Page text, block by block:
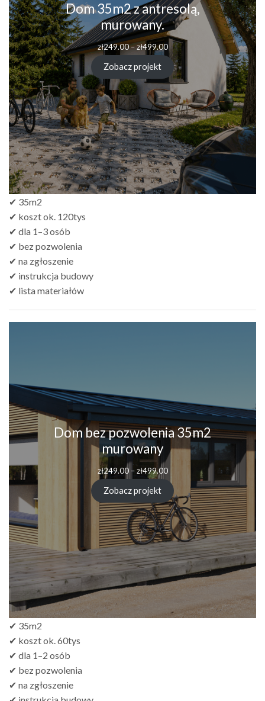
Dom 35m2 z antresolą,
murowany.
zł249.00–zł499.00
Zobacz projekt
✔ 35m2
✔ koszt ok. 120tys
✔ dla 1–3 osób
✔ bez pozwolenia
✔ na zgłoszenie
✔ instrukcja budowy
✔ lista materiałów
Dom bez pozwolenia 35m2
murowany
zł249.00 – zł499.00
Zobacz projekt
✔ 35m2
✔ koszt ok. 60tys
✔ dla 1–2 osób
✔ bez pozwolenia
✔ na zgłoszenie